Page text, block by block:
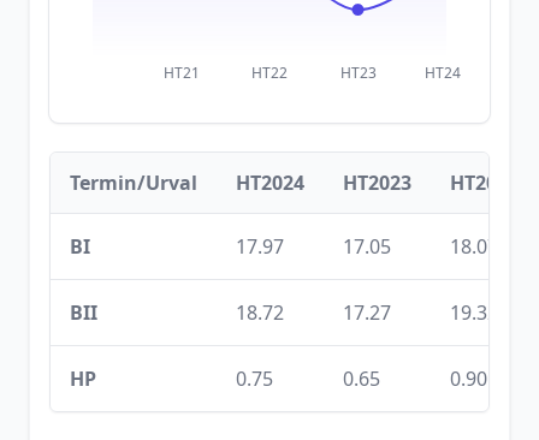
HT21 HT22 HT23 HT24
Termin/Urval HT2024 HT2023 HT2022
BI 17.97 17.05 18.07
BII 18.72 17.27 19.32
HP 0.75 0.65 0.90